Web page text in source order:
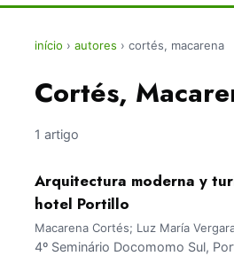
início › autores › cortés, macarena
Cortés,
1 artigo
Arquitectura moderna y
hotel Portillo
Macarena Cortés; Luz María
4º Seminário Docomomo Sul,